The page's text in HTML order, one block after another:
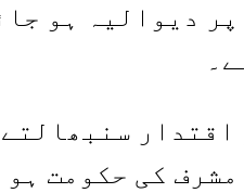
دیوالیہ ہو
کی حکومت